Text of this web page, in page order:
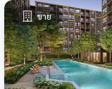
ขาย